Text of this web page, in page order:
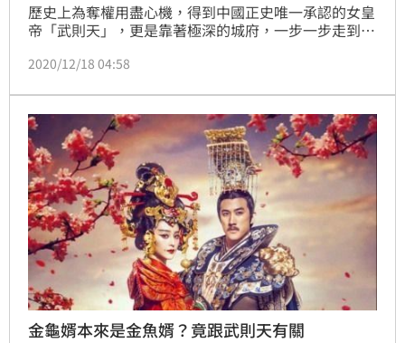
歷史上為奪權用盡心機，得到中國正史唯一承認的女皇
帝「武則天」，更是靠著極深的城府，一步一步走到無
齡最大、使用年號最多、任用宰相最多、陵墓規模最
心狠手辣，「為求大位者，至親接可殺」，一一舉出武
則天所殺害的所有親人。
2020/12/18 04:58
金龜婿本來是金魚婿？竟跟武則天有關